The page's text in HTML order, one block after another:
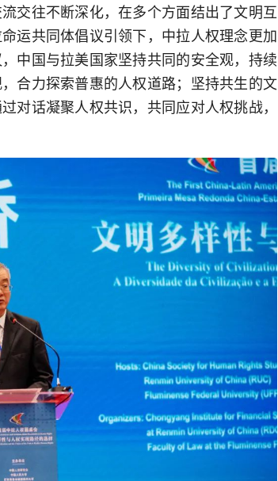
交往不断深化，在多个方面结出了文明互
运共同体倡议引领下，中拉人权理念更加
中国与拉美国家坚持共同的安全观，持续
合力探索普惠的人权道路；坚持共生的文
对话凝聚人权共识，共同应对人权挑战，